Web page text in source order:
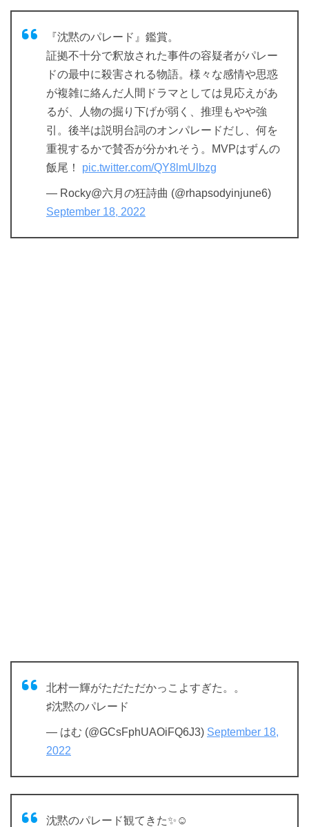
『沈黙のパレード』鑑賞。
証拠不十分で釈放された事件の容疑者がパレー
ドの最中に殺害される物語。様々な感情や思惑
が複雑に絡んだ人間ドラマとしては見応えがあ
るが、人物の掘り下げが弱く、推理もやや強
引。後半は説明台詞のオンパレードだし、何を
重視するかで賛否が分かれそう。MVPはずんの
飯尾！ pic.twitter.com/QY8lmUlbzg
— Rocky@六月の狂詩曲 (@rhapsodyinjune6)
September 18, 2022
北村一輝がただただかっこよすぎた。。
♯沈黙のパレード
— はむ (@GCsFphUAOiFQ6J3) September 18,
2022
沈黙のパレード観てきた✨☺️